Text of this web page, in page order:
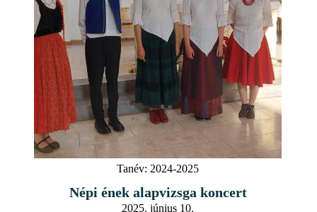
Tanév: 2024-2025
Népi ének alapvizsga koncert
2025. június 10.